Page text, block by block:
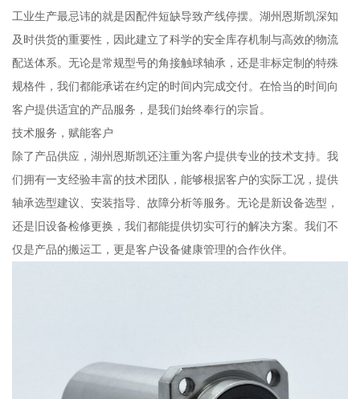
工业生产最忌讳的就是因配件短缺导致产线停摆。湖州恩斯凯深知
及时供货的重要性，因此建立了科学的安全库存机制与高效的物流
配送体系。无论是常规型号的角接触球轴承，还是非标定制的特殊
规格件，我们都能承诺在约定的时间内完成交付。在恰当的时间向
客户提供适宜的产品服务，是我们始终奉行的宗旨。
技术服务，赋能客户
除了产品供应，湖州恩斯凯还注重为客户提供专业的技术支持。我
们拥有一支经验丰富的技术团队，能够根据客户的实际工况，提供
轴承选型建议、安装指导、故障分析等服务。无论是新设备选型，
还是旧设备检修更换，我们都能提供切实可行的解决方案。我们不
仅是产品的搬运工，更是客户设备健康管理的合作伙伴。